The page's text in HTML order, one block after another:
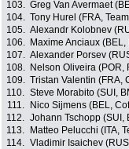
103. Greg Van Avermaet
104. Tony Hurel (FRA,
105. Alexandr Kolobnev
106.
Maxime Anciaux
107. Alexander Porsev
108.
Nelson Oliveira
109. Tristan Valentin (FRA,
110. Steve Morabito (SUI,
111.
Nico Sijmens (BEL,
112. Johann Tschopp (SUI,
113.
Matteo Pelucchi (ITA,
114. Vladimir Isaichev